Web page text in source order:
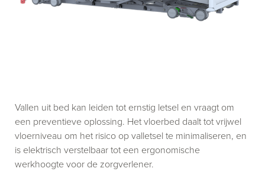
Vallen uit bed kan leiden tot ernstig letsel en vraagt om
een preventieve oplossing. Het vloerbed daalt tot vrijwel
vloerniveau om het risico op valletsel te minimaliseren, en
is elektrisch verstelbaar tot een ergonomische
werkhoogte voor de zorgverlener.